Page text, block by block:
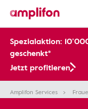
Spezialaktion:
geschenkt*
Jetzt profitieren
Amplifon Services